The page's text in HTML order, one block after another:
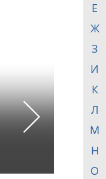
Е
Ж
З
И
К
Л
М
Н
О
Next